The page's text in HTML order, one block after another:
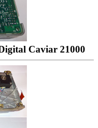
Caviar 21000